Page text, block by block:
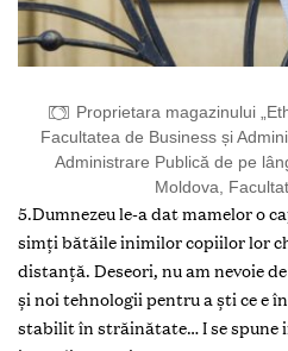
Proprietara magazinului
Facultatea de Business și
Administrare Publică de pe
Moldova,
5.Dumnezeu le-a dat mamelor o
simți bătăile inimilor copiilor lor
distanță. Deseori, nu am nevoie
și noi tehnologii pentru a ști ce e
stabilit în străinătate… I se spune